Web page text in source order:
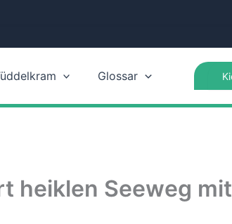
Glossar
heiklen Seeweg mit